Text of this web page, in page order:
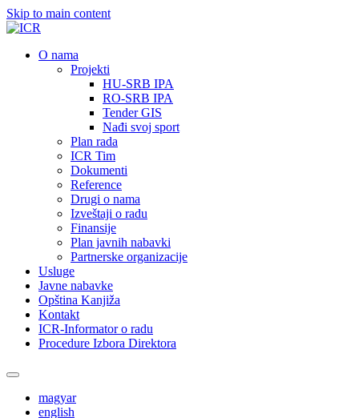
Skip to main content
О nama
Projekti
HU-SRB IPA
RO-SRB IPA
Tender GIS
Nađi svoj sport
Plan rada
ICR Tim
Dokumenti
Reference
Drugi o nama
Izveštaji o radu
Finansije
Plan javnih nabavki
Partnerske organizacije
Usluge
Javne nabavke
Opština Kanjiža
Kontakt
ICR-Informator o radu
Procedure Izbora Direktora
magyar
english